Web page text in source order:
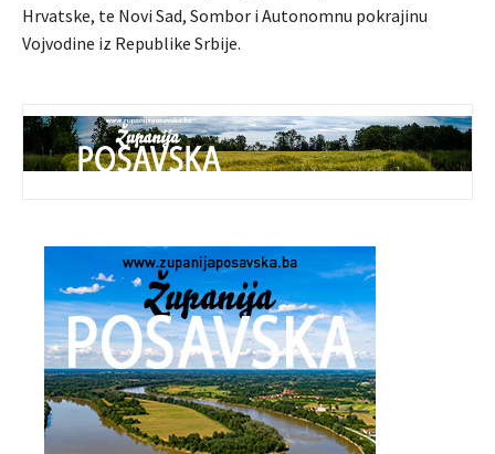
Hrvatske, te Novi Sad, Sombor i Autonomnu pokrajinu
Vojvodine iz Republike Srbije.